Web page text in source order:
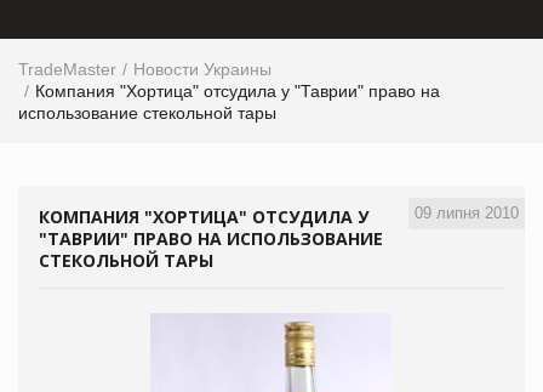
TradeMaster
Новости Украины
Компания "Хортица" отсудила у "Таврии" право на
использование стекольной тары
09 липня 2010
КОМПАНИЯ "ХОРТИЦА" ОТСУДИЛА У
"ТАВРИИ" ПРАВО НА ИСПОЛЬЗОВАНИЕ
СТЕКОЛЬНОЙ ТАРЫ